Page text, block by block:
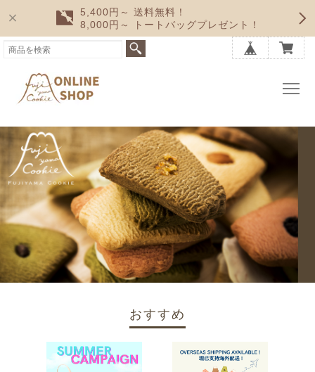
5,400円～ 送料無料！
8,000円～ トートバッグプレゼント！
おすすめ